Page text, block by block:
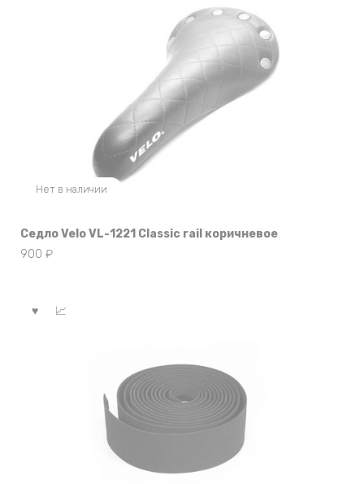
Нет в наличии
Седло Velo VL-1221 Classic rail коричневое
900 ₽